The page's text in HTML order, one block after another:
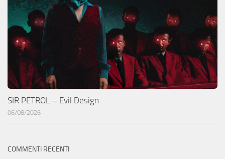
SIR PETROL – Evil Design
06/08/2026
COMMENTI RECENTI